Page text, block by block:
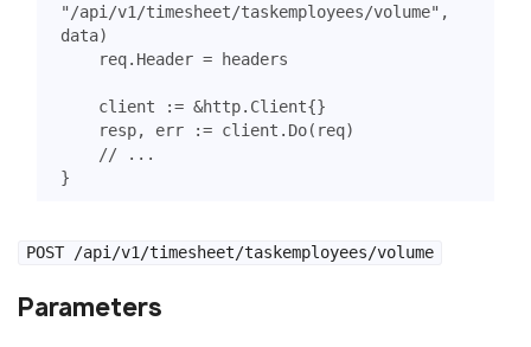
"/api/v1/timesheet/taskemployees/volume" ,
data)
req. Header = headers
client := &http. Client{}
resp, err := client . Do( req)
// ...
}
POST /api/v1/timesheet/taskemployees/volume
Parameters